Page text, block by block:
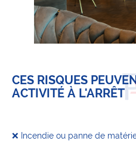
CES RISQUES
ACTIVITÉ À L'ARRÊT
❌ Incendie ou panne de